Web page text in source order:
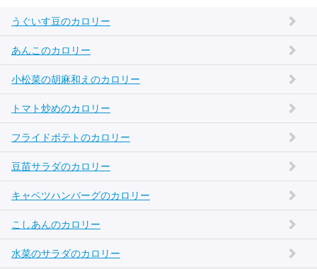
うぐいす豆のカロリー
あんこのカロリー
小松菜の胡麻和えのカロリー
トマト炒めのカロリー
フライドポテトのカロリー
豆苗サラダのカロリー
キャベツハンバーグのカロリー
こしあんのカロリー
水菜のサラダのカロリー